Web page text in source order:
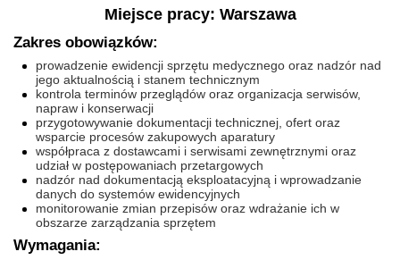
Miejsce pracy: Warszawa
Zakres obowiązków:
prowadzenie ewidencji sprzętu medycznego oraz nadzór nad
jego aktualnością i stanem technicznym
kontrola terminów przeglądów oraz organizacja serwisów,
napraw i konserwacji
przygotowywanie dokumentacji technicznej, ofert oraz
wsparcie procesów zakupowych aparatury
współpraca z dostawcami i serwisami zewnętrznymi oraz
udział w postępowaniach przetargowych
nadzór nad dokumentacją eksploatacyjną i wprowadzanie
danych do systemów ewidencyjnych
monitorowanie zmian przepisów oraz wdrażanie ich w
obszarze zarządzania sprzętem
Wymagania: